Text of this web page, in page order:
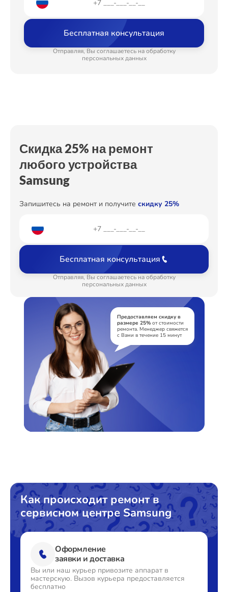
Ремонт выключателя от 500₽
Ремонт электрической насадки от 700₽
Бесплатная консультация
Отправляя, Вы соглашаетесь на обработку
персональных данных
Скидка 25% на ремонт
любого устройства
Samsung
Запишитесь на ремонт и получите скидку 25%
Бесплатная консультация
Отправляя, Вы соглашаетесь на обработку
персональных данных
Предоставляем скидку в
размере 25%от стоимости
ремонта. Менеджер свяжется
с Вами в течение 15 минут
Как происходит ремонт в
сервисном центре Samsung
Оформление
заявки и доставка
Вы или наш курьер привозите аппарат в
мастерскую. Вызов курьера предоставляется
бесплатно
Ремонт Стиральных машин
Ремонт Атс